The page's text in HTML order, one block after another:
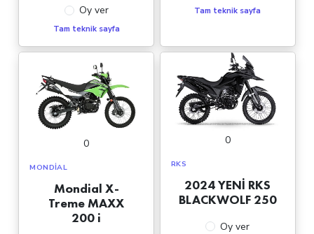
Oy ver
Tam teknik sayfa
Tam teknik sayfa
0
MONDIAL
Mondial X-
Treme MAXX
200 i
0
RKS
2024 YENİ RKS
BLACKWOLF 250
Oy ver